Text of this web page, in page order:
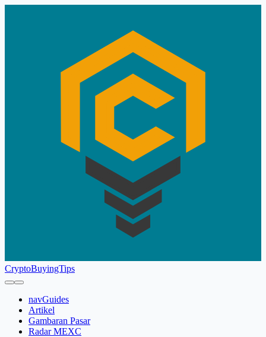
CryptoBuyingTips
navGuides
Artikel
Gambaran Pasar
Radar MEXC